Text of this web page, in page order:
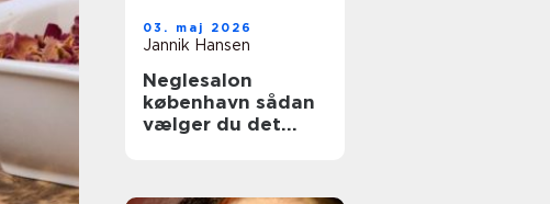
03. maj 2026
Jannik Hansen
Neglesalon
københavn sådan
vælger du det